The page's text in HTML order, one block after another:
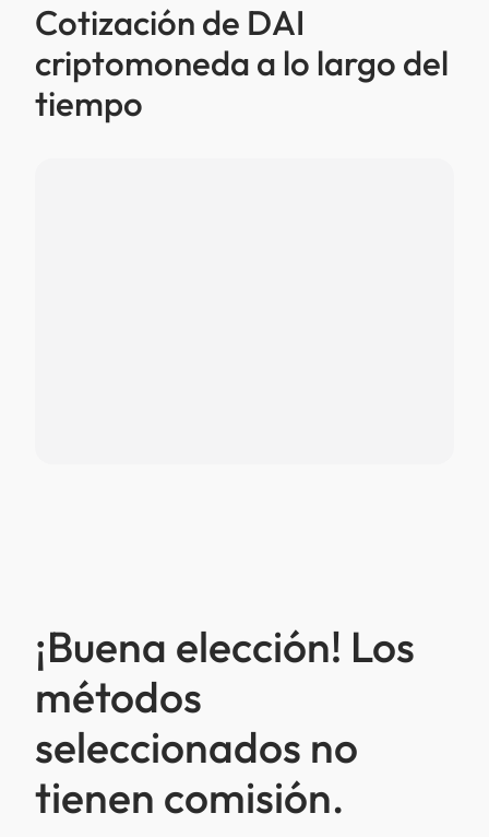
Cotización de DAI
criptomoneda a lo largo del
tiempo
¡Buena elección! Los
métodos
seleccionados no
tienen comisión.